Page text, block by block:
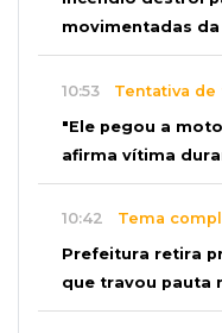
movimentadas
10:53 Tentativa de
"Ele pegou a
afirma vítima
10:42 Tema
Prefeitura retira
que travou pauta